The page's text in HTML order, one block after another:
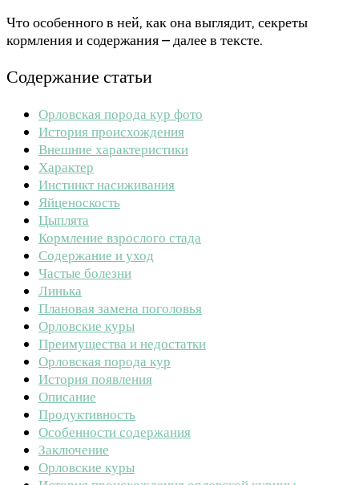
Что особенного в ней, как она выглядит, секреты
кормления и содержания – далее в тексте.
Содержание статьи
Орловская порода кур фото
История происхождения
Внешние характеристики
Характер
Инстинкт насиживания
Яйценоскость
Цыплята
Кормление взрослого стада
Содержание и уход
Частые болезни
Линька
Плановая замена поголовья
Орловские куры
Преимущества и недостатки
Орловская порода кур
История появления
Описание
Продуктивность
Особенности содержания
Заключение
Орловские куры